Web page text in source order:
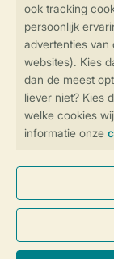
Veilig en snel
Veilige
Veilige
Algemene